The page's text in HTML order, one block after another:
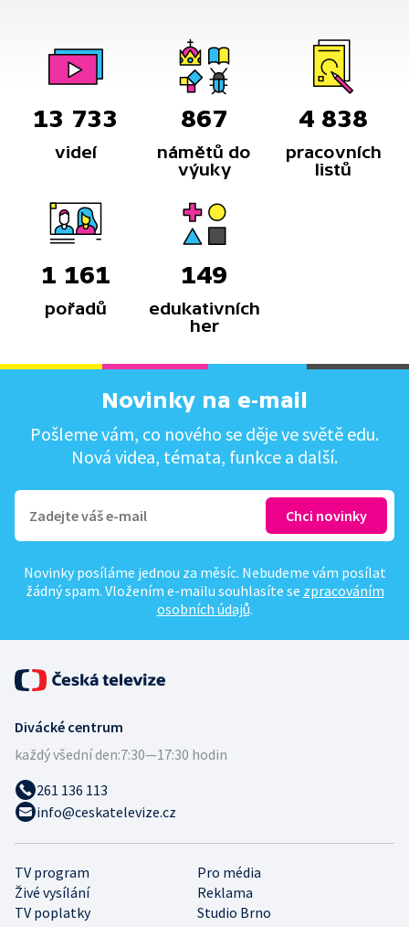
13 733
videí
867
námětů do
výuky
4 838
pracovních
listů
1 161
pořadů
149
edukativních
her
Novinky na e-mail
Pošleme vám, co nového se děje ve světě edu.
Nová videa, témata, funkce a další.
Novinky posíláme jednou za měsíc. Nebudeme vám posílat
žádný spam. Vložením e-mailu souhlasíte se zpracováním
osobních údajů.